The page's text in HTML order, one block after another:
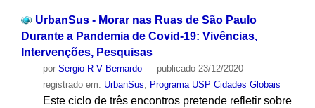
UrbanSus - Morar nas Ruas de São Paulo
Durante a Pandemia de Covid-19: Vivências,
Intervenções, Pesquisas
por Sergio R V Bernardo — publicado23/12/2020 —
registrado em: UrbanSus, Programa USP Cidades Globais
Este ciclo de três encontros pretende refletir sobre